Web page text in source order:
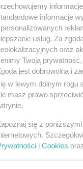
internauci)
tym samym
tekstów
informacje
usług. Za
oraz
Twoją
jest dobrowolna i
w lewym dolnym rogu
masz prawo
się z
i Cookies